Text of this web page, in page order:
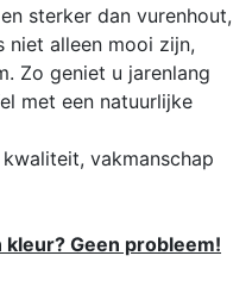
sterker dan vurenhout,
alleen mooi zijn,
Zo geniet u jarenlang
met een natuurlijke
vakmanschap
Geen probleem!